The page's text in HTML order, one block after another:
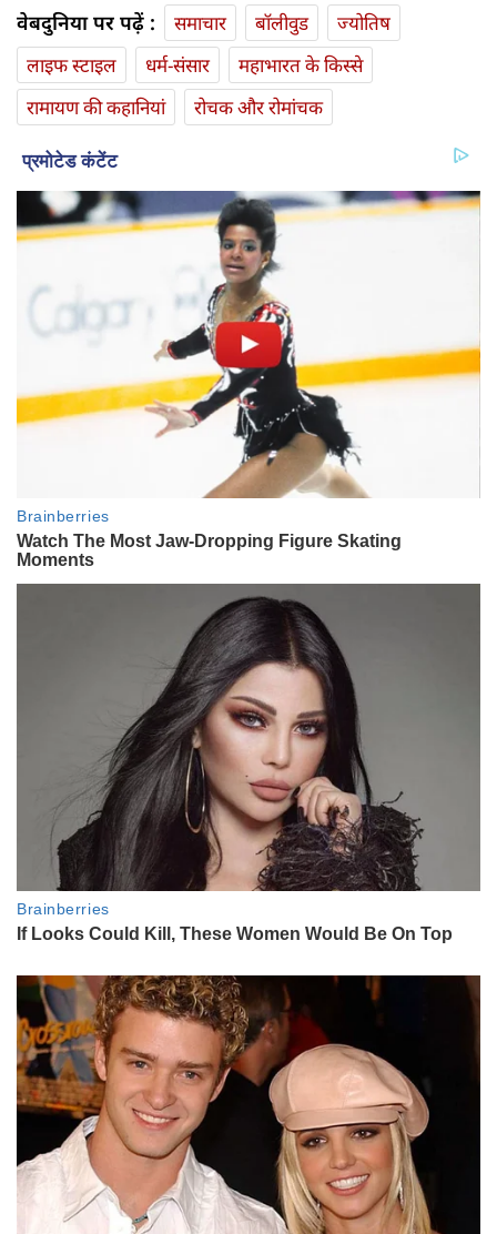
वेबदुनिया पर पढ़ें : समाचार बॉलीवुड
ज्योतिष
लाइफ स्‍टाइल
धर्म-संसार
महाभारत के किस्से
रामायण की कहानियां
रोचक और रोमांचक